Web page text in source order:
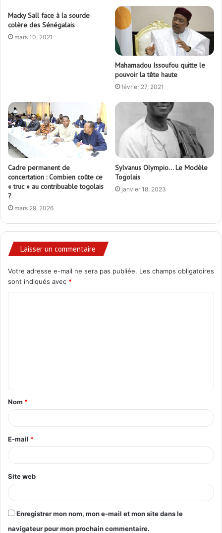
Macky Sall face à la sourde
colère des Sénégalais
mars 10, 2021
Mahamadou Issoufou quitte le
pouvoir la tête haute
février 27, 2021
Cadre permanent de
concertation : Combien coûte ce
« truc » au contribuable togolais
?
mars 29, 2026
Sylvanus Olympio… Le Modèle
Togolais
janvier 18, 2023
Laisser un commentaire
Votre adresse e-mail ne sera pas publiée. Les champs obligatoires
sont indiqués avec *
t
a
e
*
Nom *
E-mail *
Site web
Enregistrer mon nom, mon e-mail et mon site dans le
navigateur pour mon prochain commentaire.